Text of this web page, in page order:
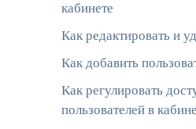
кабинете
Как редактировать и
Как добавить
Как регулировать
пользователей в